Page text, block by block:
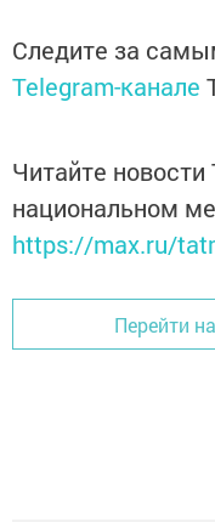
Следите за
Telegram-канале
Читайте новости
национальном
https://max.ru/
Перейти